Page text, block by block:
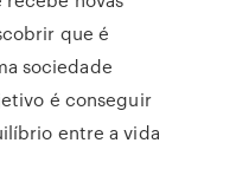
que é
sociedade
é conseguir
entre a vida